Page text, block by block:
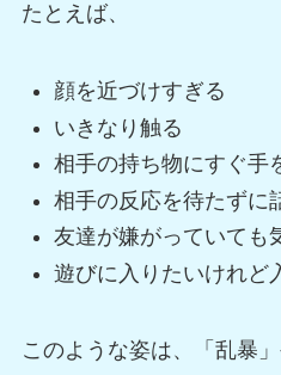
たとえば、
顔を近づけすぎる
いきなり触る
相手の持ち物にすぐ手
相手の反応を待たずに
友達が嫌がっていても
遊びに入りたいけれど
このような姿は、「乱暴